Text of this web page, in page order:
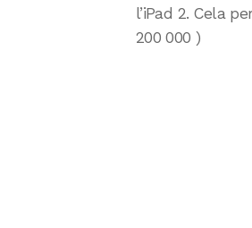
l’iPad 2. Cela
200 000 )